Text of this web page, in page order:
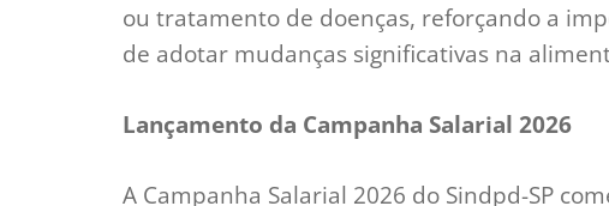
ou tratamento de doenças, reforçando a
de adotar mudanças significativas na
Lançamento da Campanha Salarial 2026
A Campanha Salarial 2026 do Sindpd-SP